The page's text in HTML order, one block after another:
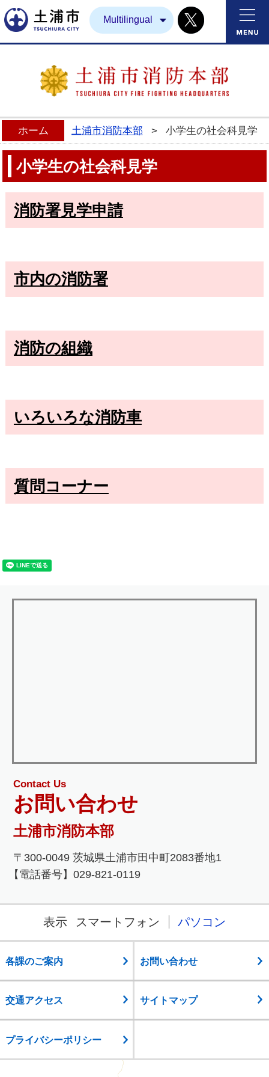
土浦市Multilingual Twitter
ホーム 土浦市消防本部 > 小学生の社会科見学
小学生の社会科見学
消防署見学申請
市内の消防署
消防の組織
いろいろな消防車
質問コーナー
Contact Us
お問い合わせ
土浦市消防本部
〒300-0049 茨城県土浦市田中町2083番地1
【電話番号】029-821-0119
表示 スマートフォン パソコン
各課のご案内 お問い合わせ
交通アクセス サイトマップ
プライバシーポリシー